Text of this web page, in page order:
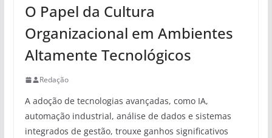
O Papel da Cultura
Organizacional em Ambientes
Altamente Tecnológicos
Redação
A adoção de tecnologias avançadas, como IA,
automação industrial, análise de dados e sistemas
integrados de gestão, trouxe ganhos significativos